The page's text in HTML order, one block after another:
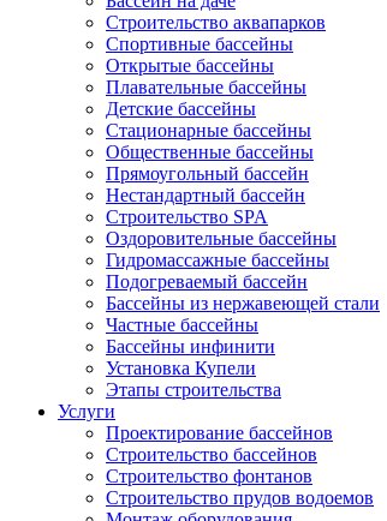
Строительство аквапарков
Спортивные бассейны
Открытые бассейны
Плавательные бассейны
Детские бассейны
Стационарные бассейны
Общественные бассейны
Прямоугольный бассейн
Нестандартный бассейн
Строительство SPA
Оздоровительные бассейны
Гидромассажные бассейны
Подогреваемый бассейн
Бассейны из нержавеющей стали
Частные бассейны
Бассейны инфинити
Установка Купели
Этапы строительства
Услуги
Проектирование бассейнов
Строительство бассейнов
Строительство фонтанов
Строительство прудов водоемов